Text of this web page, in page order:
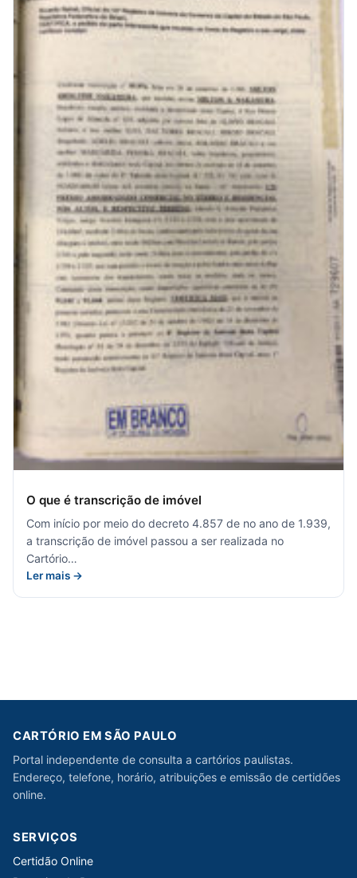
O que é transcrição de imóvel
Com início por meio do decreto 4.857 de no ano de 1.939,
a transcrição de imóvel passou a ser realizada no
Cartório…
Ler mais →
CARTÓRIO EM SÃO PAULO
Portal independente de consulta a cartórios paulistas.
Endereço, telefone, horário, atribuições e emissão de certidões
online.
SERVIÇOS
Certidão Online